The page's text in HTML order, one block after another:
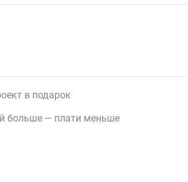
в подарок
больше — плати меньше